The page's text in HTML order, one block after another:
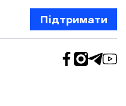
Підтримати